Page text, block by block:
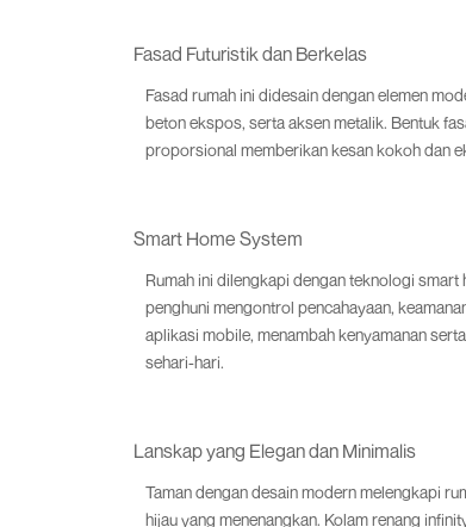
Fasad Futuristik dan Berkelas
Fasad rumah ini didesain dengan elemen
beton ekspos, serta aksen metalik. Bentuk
proporsional memberikan kesan kokoh dan
Smart Home System
Rumah ini dilengkapi dengan teknologi smart
penghuni mengontrol pencahayaan,
aplikasi mobile, menambah kenyamanan
sehari-hari.
Lanskap yang Elegan dan Minimalis
Taman dengan desain modern melengkapi
hijau yang menenangkan. Kolam renang